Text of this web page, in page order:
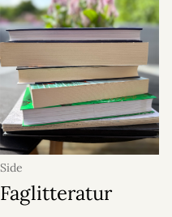
Side
Faglitteratur